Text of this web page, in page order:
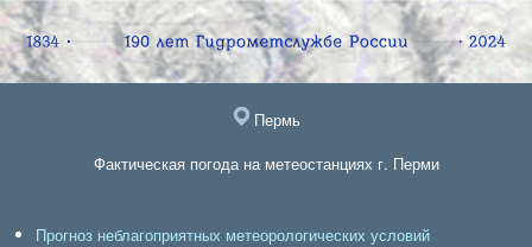
Пермь
Фактическая погода на метеостанциях г. Перми
Прогноз неблагоприятных метеорологических условий